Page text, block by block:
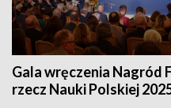
Gala wręczenia Nagród
rzecz Nauki Polskiej